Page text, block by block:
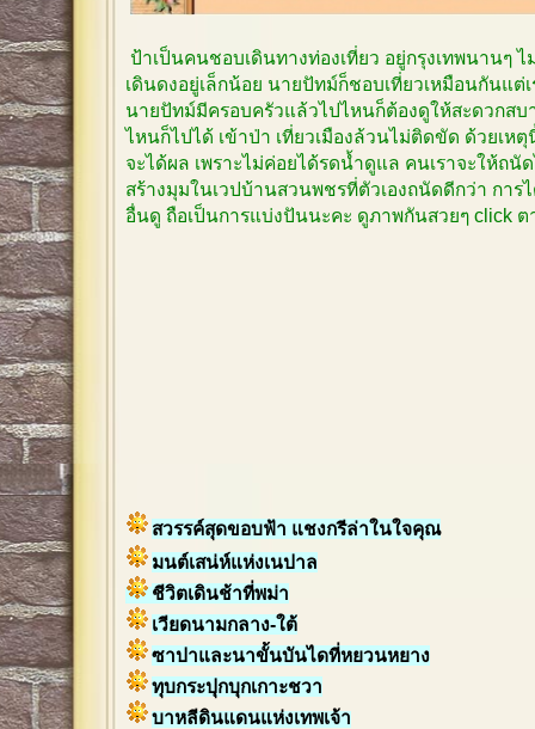
ป้าเป็นคนชอบเดินทางท่องเที่ยว อยู่กรุงเทพนานๆ
เดินดงอยู่เล็กน้อย นายปัทม์ก็ชอบเที่ยวเหมือนกันแต่
นายปัทม์มีครอบครัวแล้วไปไหนก็ต้องดูให้สะดวกส
ไหนก็ไปได้ เข้าป่า เที่ยวเมืองล้วนไม่ติดขัด ด้วยเห
จะได้ผล เพราะไม่ค่อยได้รดน้ำดูแล คนเราจะให้ถนั
สร้างมุมในเวปบ้านสวนพชรที่ตัวเองถนัดดีกว่า การ
อื่นดู ถือเป็นการแบ่งปันนะคะ ดูภาพกันสวยๆ click ต
สวรรค์สุดขอบฟ้า แชงกรีล่าในใจคุณ
มนต์เสน่ห์แห่งเนปาล
ชีวิตเดินช้าที่พม่า
เวียดนามกลาง-ใต้
ซาปาและนาขั้นบันไดที่หยวนหยาง
ทุบกระปุกบุกเกาะชวา
บาหลีดินแดนแห่งเทพเจ้า